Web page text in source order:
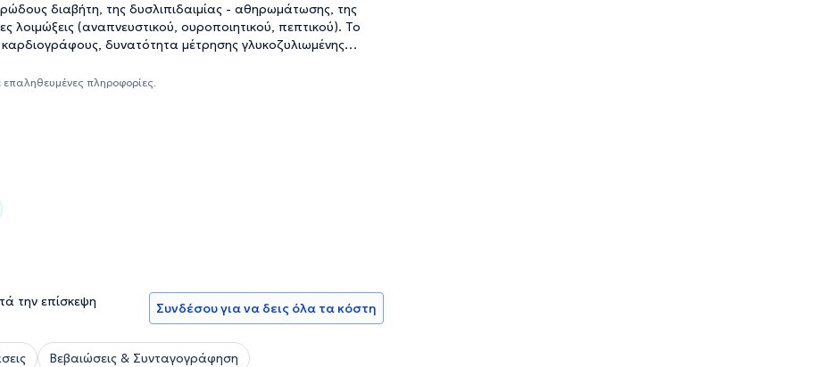
διαβήτη, της δυσλιπιδαιμίας - αθηρωμάτωσης, της
(αναπνευστικού, ουροποιητικού, πεπτικού). Το
δυνατότητα μέτρησης γλυκοζυλιωμένης
πληροφορίες.
την επίσκεψη
Συνδέσου για να δεις όλα τα κόστη
Βεβαιώσεις & Συνταγογράφηση